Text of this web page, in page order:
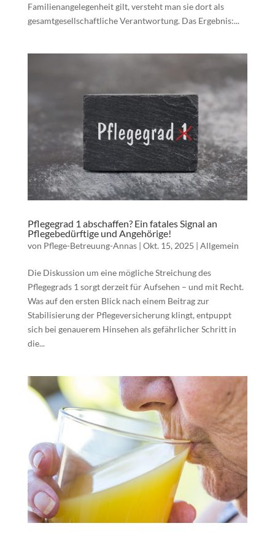
Familienangelegenheit gilt, versteht man sie dort als
gesamtgesellschaftliche Verantwortung. Das Ergebnis:...
Pflegegrad 1 abschaffen? Ein fatales Signal an
Pflegebedürftige und Angehörige!
von Pflege-Betreuung-Annas| Okt. 15, 2025 | Allgemein
Die Diskussion um eine mögliche Streichung des
Pflegegrads 1 sorgt derzeit für Aufsehen – und mit Recht.
Was auf den ersten Blick nach einem Beitrag zur
Stabilisierung der Pflegeversicherung klingt, entpuppt
sich bei genauerem Hinsehen als gefährlicher Schritt in
die...